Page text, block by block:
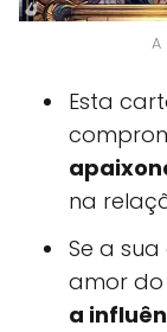
A
Esta
na
Se a
amor
a